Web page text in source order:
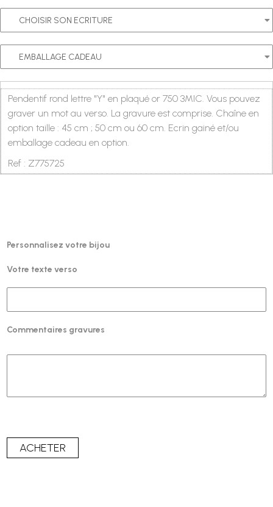
Pendentif rond lettre "Y" en plaqué or 750 3MIC. Vous pouvez
graver un mot au verso. La gravure est comprise. Chaîne en
option taille : 45 cm ; 50 cm ou 60 cm. Ecrin gainé et/ou
emballage cadeau en option.
Ref : Z775725
Personnalisez votre bijou
Votre texte verso
Commentaires gravures